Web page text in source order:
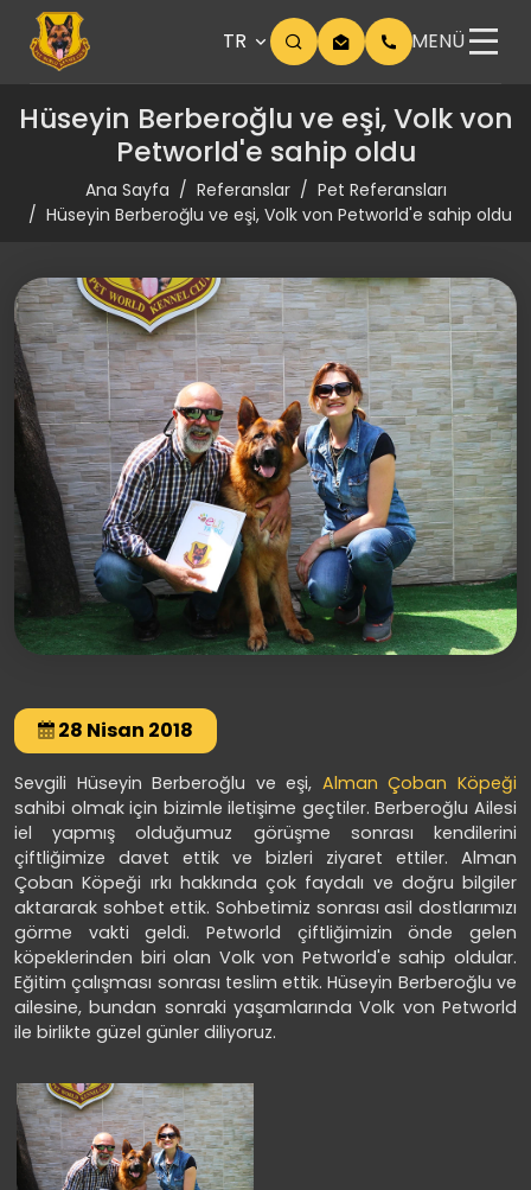
TR MENÜ
Hüseyin Berberoğlu ve eşi, Volk von
Petworld'e sahip oldu
Ana Sayfa Referanslar
Pet Referansları
Hüseyin Berberoğlu ve eşi, Volk von Petworld'e sahip oldu
28 Nisan 2018
Sevgili Hüseyin Berberoğlu ve eşi, Alman Çoban Köpeği
sahibi olmak için bizimle iletişime geçtiler. Berberoğlu Ailesi
iel yapmış olduğumuz görüşme sonrası kendilerini
çiftliğimize davet ettik ve bizleri ziyaret ettiler. Alman
Çoban Köpeği ırkı hakkında çok faydalı ve doğru bilgiler
aktararak sohbet ettik. Sohbetimiz sonrası asil dostlarımızı
görme vakti geldi. Petworld çiftliğimizin önde gelen
köpeklerinden biri olan Volk von Petworld'e sahip oldular.
Eğitim çalışması sonrası teslim ettik. Hüseyin Berberoğlu ve
ailesine, bundan sonraki yaşamlarında Volk von Petworld
ile birlikte güzel günler diliyoruz.